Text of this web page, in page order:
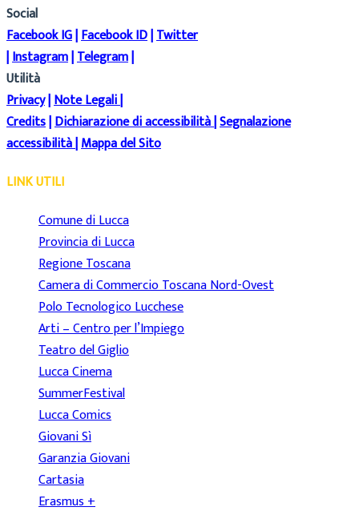
Social
Facebook IG|Facebook ID|Twitter
|Instagram|Telegram|
Utilità
Privacy|Note Legali|
Credits|Dichiarazione di accessibilità|Segnalazione
accessibilità|Mappa del Sito
LINK UTILI
Comune di Lucca
Provincia di Lucca
Regione Toscana
Camera di Commercio Toscana Nord-Ovest
Polo Tecnologico Lucchese
Arti – Centro per l’Impiego
Teatro del Giglio
Lucca Cinema
SummerFestival
Lucca Comics
Giovani Sì
Garanzia Giovani
Cartasia
Erasmus +